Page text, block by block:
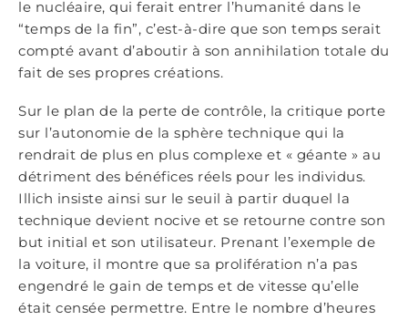
le nucléaire, qui ferait entrer l’humanité dans le
“temps de la fin”, c’est-à-dire que son temps serait
compté avant d’aboutir à son annihilation totale du
fait de ses propres créations.
Sur le plan de la perte de contrôle, la critique porte
sur l’autonomie de la sphère technique qui la
rendrait de plus en plus complexe et « géante » au
détriment des bénéfices réels pour les individus.
Illich insiste ainsi sur le seuil à partir duquel la
technique devient nocive et se retourne contre son
but initial et son utilisateur. Prenant l’exemple de
la voiture, il montre que sa prolifération n’a pas
engendré le gain de temps et de vitesse qu’elle
était censée permettre. Entre le nombre d’heures